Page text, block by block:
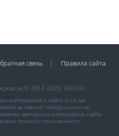
связь
Правила сайта
© 2013-2026, TAG.UA
материалов с сайта in.ck.ua
активной гиперссылки не
авторских материалов сайта
только с письменного